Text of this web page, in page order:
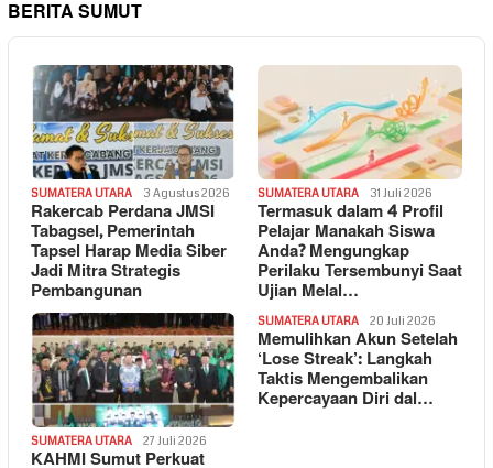
BERITA SUMUT
SUMATERA UTARA 3 Agustus 2026
Rakercab Perdana JMSI
Tabagsel, Pemerintah
Tapsel Harap Media Siber
Jadi Mitra Strategis
Pembangunan
SUMATERA UTARA 31 Juli 2026
Termasuk dalam 4 Profil
Pelajar Manakah Siswa
Anda? Mengungkap
Perilaku Tersembunyi Saat
Ujian Melal…
SUMATERA UTARA 27 Juli 2026
KAHMI Sumut Perkuat
SUMATERA UTARA 20 Juli 2026
Memulihkan Akun Setelah
‘Lose Streak’: Langkah
Taktis Mengembalikan
Kepercayaan Diri dal…